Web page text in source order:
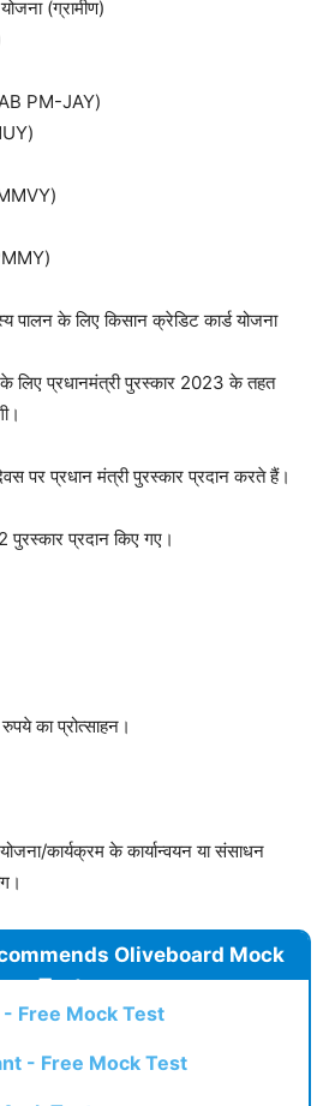
(ग्रामीण)
PM-JAY)
पालन के लिए किसान क्रेडिट कार्ड योजना
लिए प्रधानमंत्री पुरस्कार 2023 के तहत
पर प्रधान मंत्री पुरस्कार प्रदान करते हैं।
प्रदान किए गए।
का प्रोत्साहन।
कार्यक्रम के कार्यान्वयन या संसाधन
Oliveboard Mock
Test
- Free Mock Test
- Free Mock Test